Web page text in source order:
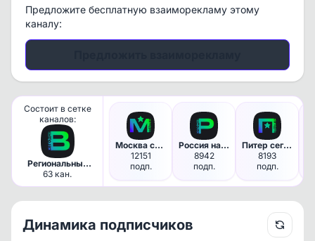
Предложите бесплатную взаиморекламу этому
каналу:
Состоит в сетке
каналов:
Региональные
новости
63 кан.
Москва сегодня
12151
подп.
Россия на сегодня
8942
подп.
Питер сегодня
8193
подп.
Динамика подписчиков